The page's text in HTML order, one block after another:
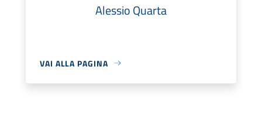
Alessio Quarta
VAI ALLA PAGINA